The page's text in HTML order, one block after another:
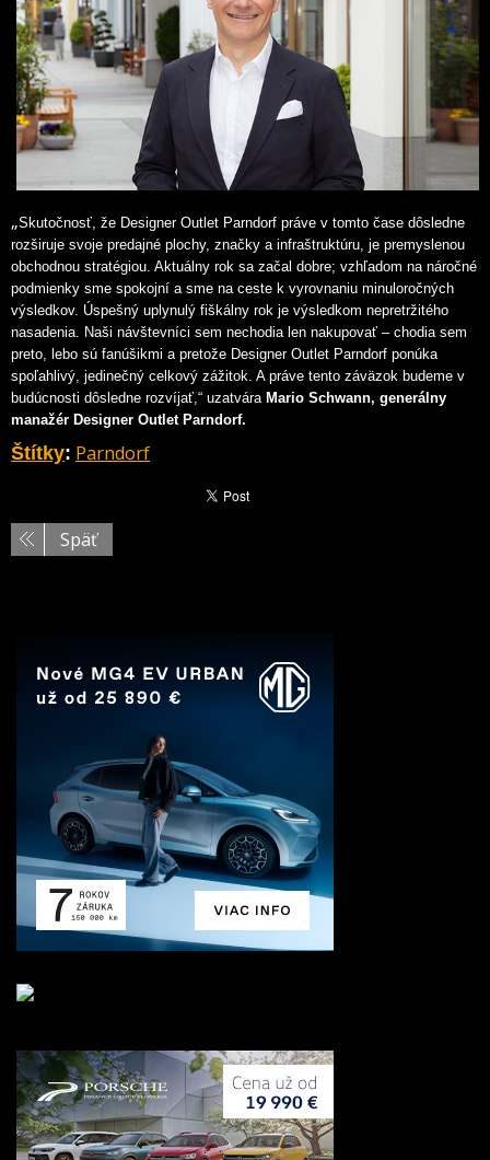
„Skutočnosť, že Designer Outlet Parndorf práve v tomto čase dôsledne
rozširuje svoje predajné plochy, značky a infraštruktúru, je premyslenou
obchodnou stratégiou. Aktuálny rok sa začal dobre; vzhľadom na náročné
podmienky sme spokojní a sme na ceste k vyrovnaniu minuloročných
výsledkov. Úspešný uplynulý fiškálny rok je výsledkom nepretržitého
nasadenia. Naši návštevníci sem nechodia len nakupovať – chodia sem
preto, lebo sú fanúšikmi a pretože Designer Outlet Parndorf ponúka
spoľahlivý, jedinečný celkový zážitok. A práve tento záväzok budeme v
budúcnosti dôsledne rozvíjať,“ uzatvára Mario Schwann, generálny
manažér Designer Outlet Parndorf.
Štítky: Parndorf
Späť